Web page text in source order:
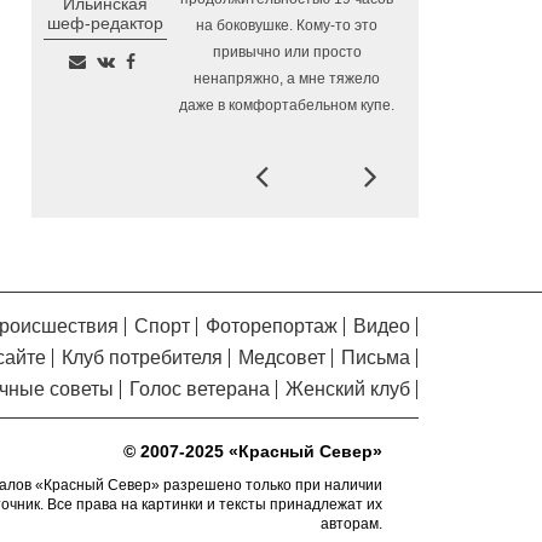
Алчевска в Вологодской области
6.08.2026 16:20
Сельские труженики
Тотемского округа получат жилье с
правом выкупа за один процент
Детская футбольная
6.08.2026 14:31 Робот Макс на Госуслугах
поможет вологжанам оформить выплату
на первоклассника
лесовосстановления семенным
материалом
Телемедицинские
Prev
шеф-редактор
на боковушке. Кому-то это
привычно или просто
ненапряжно, а мне тяжело
даже в комфортабельном купе.
Спорт Фоторепортаж
Видео
Клуб потребителя Медсовет
Письма
советы
Голос ветерана Женский клуб
© 2007-2025 «Красный Север»
«Красный Север» разрешено только при наличии
Все права на картинки и тексты принадлежат их
авторам.